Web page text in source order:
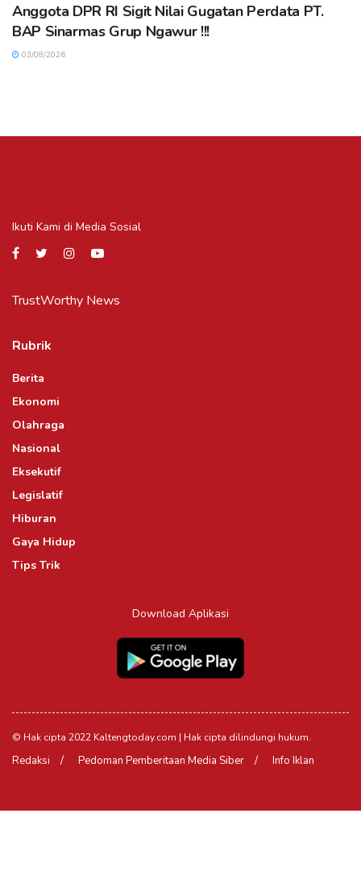
Anggota DPR RI Sigit Nilai Gugatan Perdata PT.
BAP Sinarmas Grup Ngawur !!!
03/08/2026
Ikuti Kami di Media Sosial
TrustWorthy News
Rubrik
Berita
Ekonomi
Olahraga
Nasional
Eksekutif
Legislatif
Hiburan
Gaya Hidup
Tips Trik
Download Aplikasi
© Hak cipta 2022 Kaltengtoday.com | Hak cipta dilindungi hukum.
Redaksi Pedoman Pemberitaan Media Siber Info Iklan